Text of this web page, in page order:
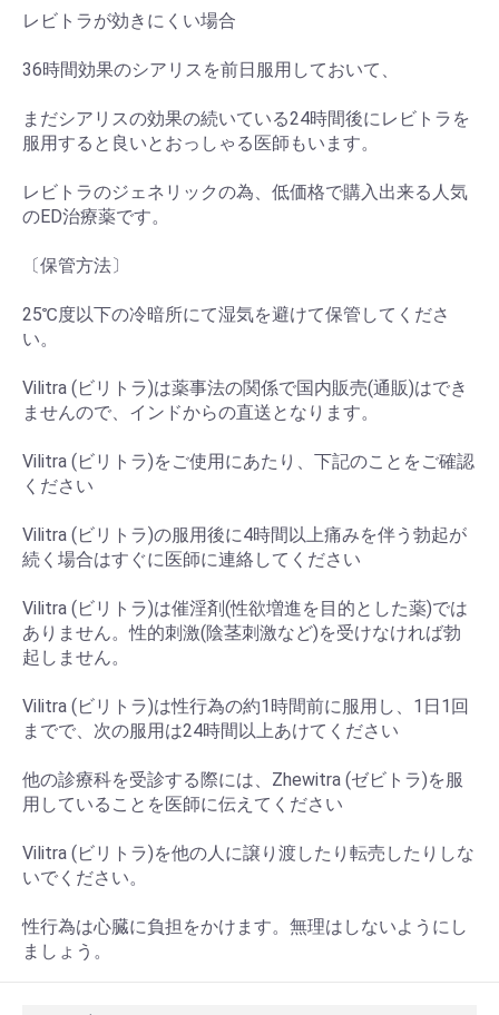
レビトラが効きにくい場合
36時間効果のシアリスを前日服用しておいて、
まだシアリスの効果の続いている24時間後にレビトラを
服用すると良いとおっしゃる医師もいます。
レビトラのジェネリックの為、低価格で購入出来る人気
のED治療薬です。
〔保管方法〕
25℃度以下の冷暗所にて湿気を避けて保管してくださ
い。
Vilitra (ビリトラ)は薬事法の関係で国内販売(通販)はでき
ませんので、インドからの直送となります。
Vilitra (ビリトラ)をご使用にあたり、下記のことをご確認
ください
Vilitra (ビリトラ)の服用後に4時間以上痛みを伴う勃起が
続く場合はすぐに医師に連絡してください
Vilitra (ビリトラ)は催淫剤(性欲増進を目的とした薬)では
ありません。性的刺激(陰茎刺激など)を受けなければ勃
起しません。
Vilitra (ビリトラ)は性行為の約1時間前に服用し、1日1回
までで、次の服用は24時間以上あけてください
他の診療科を受診する際には、Zhewitra (ゼビトラ)を服
用していることを医師に伝えてください
Vilitra (ビリトラ)を他の人に譲り渡したり転売したりしな
いでください。
性行為は心臓に負担をかけます。無理はしないようにし
ましょう。